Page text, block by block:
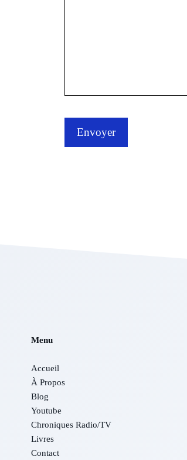
Menu
Accueil
À Propos
Blog
Youtube
Chroniques Radio/TV
Livres
Contact